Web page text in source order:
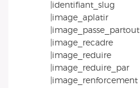
|identifiant_slug
|image_aplatir
|image_passe_partout
|image_recadre
|image_reduire
|image_reduire_par
|image_renforcement